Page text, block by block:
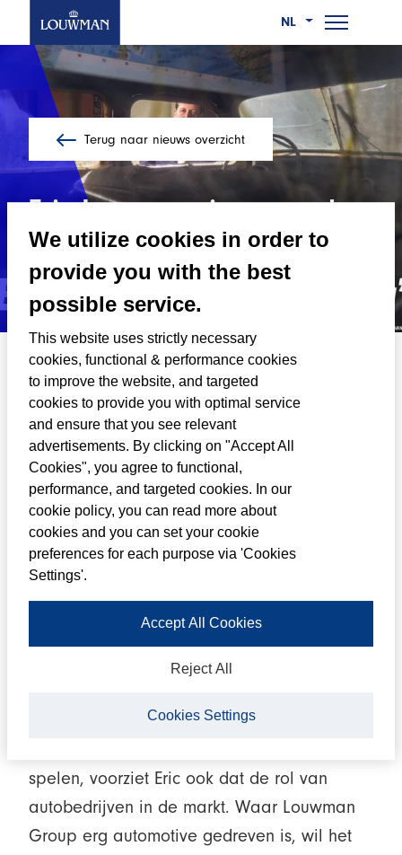
naar
hoofdinhoud
NL
Wie we zijn
Wat we doen
Werken bij
Contact
Terug naar nieuws overzicht
Eric Louwman in gesprek
met de Telegraaf
02/01/2023
Eric Louwman, President van Louwman
Group, verscheen afgelopen zaterdag in
de Financiële Telegraaf. Tijdens een ronde
door het Louwman Museum vertelt Eric over
de laatste ontwikkelingen binnen Louwman
Group, dat dit jaar zijn 100-jarige jubileum
veranderingen die de autowereld op zich
af ziet komen.
autobedrijf? Ik denk het niet.” Met de
spelen, voorziet Eric ook dat de rol van
autobedrijven in de markt. Waar Louwman
Group erg automotive gedreven is, wil het
We utilize cookies in order to
provide you with the best
possible service.
This website uses strictly necessary
cookies, functional & performance cookies
to improve the website, and targeted
cookies to provide you with optimal service
and ensure that you see relevant
advertisements. By clicking on "Accept All
Cookies", you agree to functional,
performance, and targeted cookies. In our
cookie policy, you can read more about
cookies and you can set your cookie
preferences for each purpose via 'Cookies
Settings'.
Reject All
Accept All Cookies
Cookies Settings